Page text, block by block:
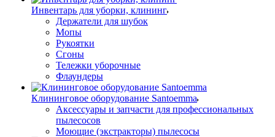
Инвентарь для уборки, клининг
Держатели для шубок
Мопы
Рукоятки
Сгоны
Тележки уборочные
Флаундеры
Клининговое оборудование Santoemma
Аксессуары и запчасти для профессиональных
пылесосов
Моющие (экстракторы) пылесосы